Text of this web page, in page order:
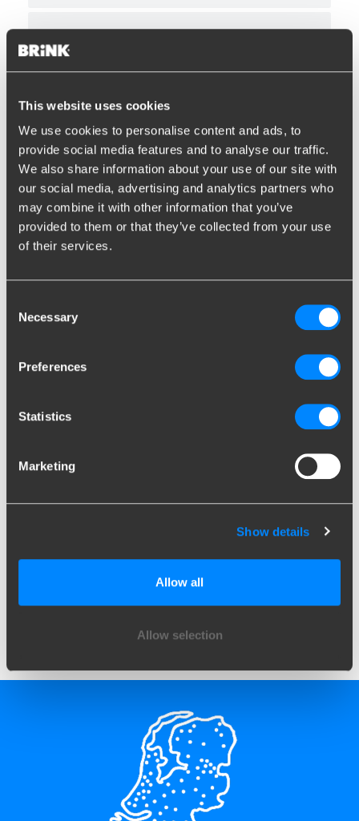
This website uses cookies
We use cookies to personalise content and ads, to
provide social media features and to analyse our traffic.
We also share information about your use of our site with
our social media, advertising and analytics partners who
may combine it with other information that you’ve
provided to them or that they’ve collected from your use
of their services.
Selection
Necessary
Preferences
Statistics
Marketing
Show details
Allow all
Allow selection
Stap 11 - Connectie maken
Stap 12 - Stekkerterminals
Stap 13 - Klemverbindingen zelf monteren
Stap 16 - Massapunten aansluiten
Stap 17 - Stroomverbinding maken